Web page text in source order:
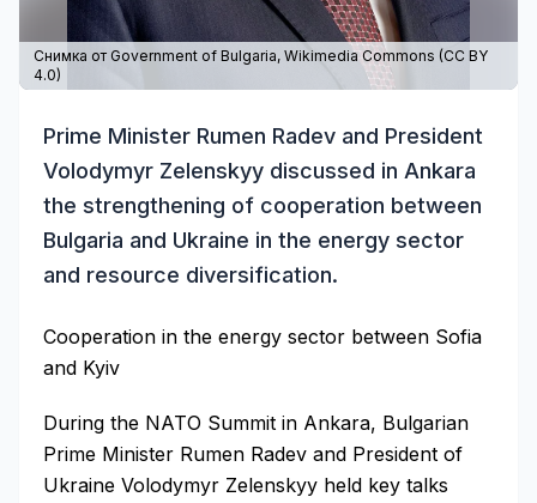
Снимка от Government of Bulgaria, Wikimedia Commons (CC BY
4.0)
Prime Minister Rumen Radev and President
Volodymyr Zelenskyy discussed in Ankara
the strengthening of cooperation between
Bulgaria and Ukraine in the energy sector
and resource diversification.
Cooperation in the energy sector between Sofia
and Kyiv
During the NATO Summit in Ankara, Bulgarian
Prime Minister Rumen Radev and President of
Ukraine Volodymyr Zelenskyy held key talks